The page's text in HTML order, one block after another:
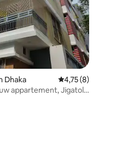
5 uit 5, 3 recensies
Dhaka Gemiddelde
4,75 (8)
appartement, Jigatola